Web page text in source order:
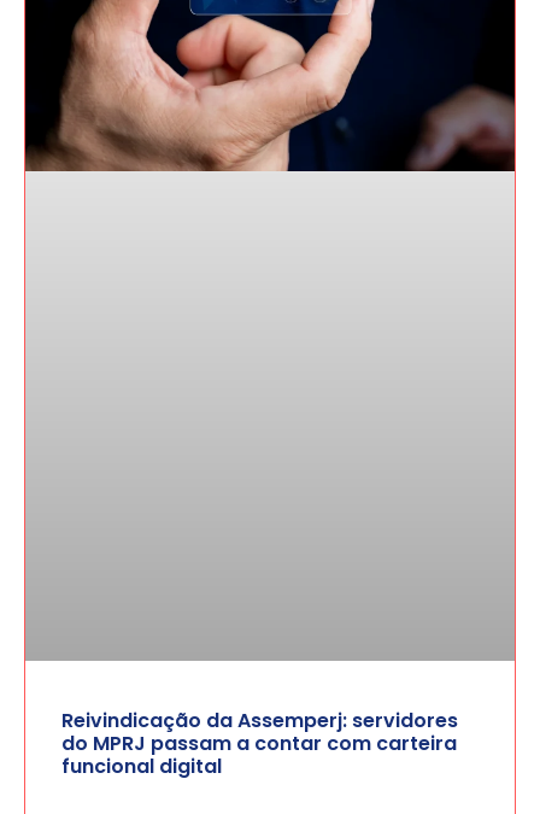
Reivindicação da Assemperj: servidores
do MPRJ passam a contar com carteira
funcional digital